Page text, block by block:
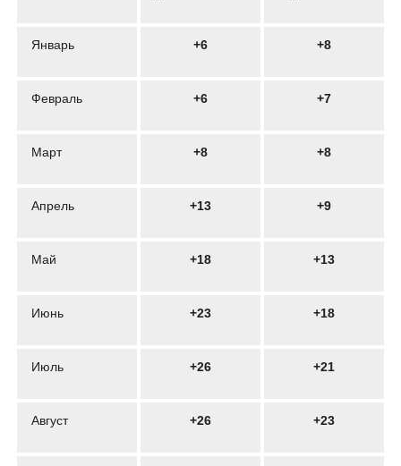
Январь +6 +8
Февраль +6 +7
Март +8 +8
Апрель +13 +9
Май +18 +13
Июнь +23 +18
Июль +26 +21
Август +26 +23